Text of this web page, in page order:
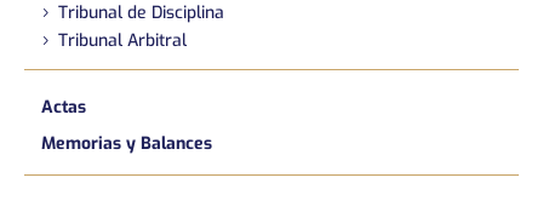
Tribunal de Disciplina
Tribunal Arbitral
Actas
Memorias y Balances